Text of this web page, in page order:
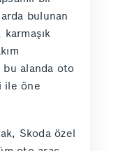
bulunan
alanda oto
ile öne
Skoda özel